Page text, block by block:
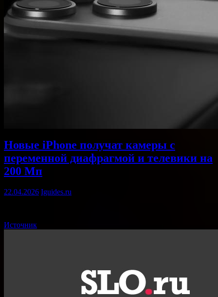
Новые iPhone получат камеры с
переменной диафрагмой и телевики на
200 Мп
22.04.2026 Iguides.ru
Источник